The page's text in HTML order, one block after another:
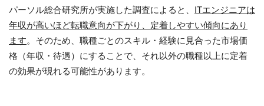
パーソル総合研究所が実施した調査によると、 ITエンジニアは
年収が高いほど転職意向が下がり、定着しやすい傾向にあり
ます。そのため、職種ごとのスキル・経験に見合った市場価
格（年収・待遇）にすることで、それ以外の職種以上に定着
の効果が現れる可能性があります。